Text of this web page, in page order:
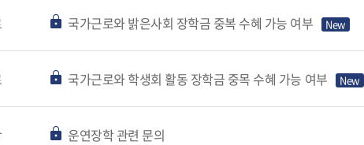
국가근로와 밝은사회 장학금 중복 수혜 가능 여부
국가근로와 학생회 활동 장학금 중목 수혜 가능 여부
운연장학 관련 문의